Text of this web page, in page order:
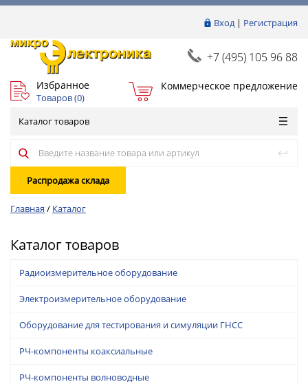
Вход| Регистрация
+7 (495) 105 96 88
Избранное
Товаров (0)
Коммерческое предложение
Каталог товаров
Распродажа склада
Главная / Каталог
Каталог товаров
Радиоизмерительное оборудование
Электроизмерительное оборудование
Оборудование для тестирования и симуляции ГНСС
РЧ-компоненты коаксиальные
РЧ-компоненты волноводные